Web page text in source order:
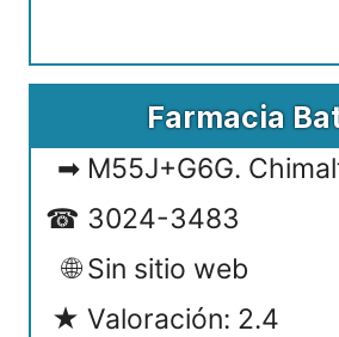
Farmacia
M55J+G6G.
3024-3483
Sin sitio web
Valoración: 2.4